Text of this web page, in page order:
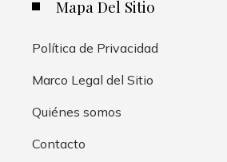
Mapa Del Sitio
Política de Privacidad
Marco Legal del Sitio
Quiénes somos
Contacto